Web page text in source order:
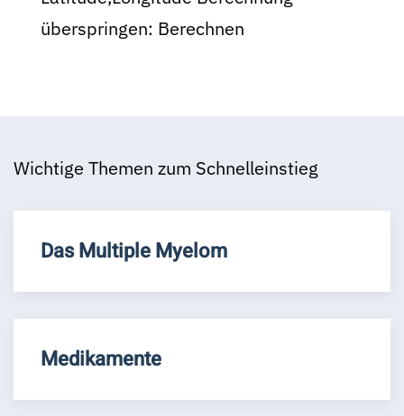
überspringen: Berechnen
Wichtige Themen zum Schnelleinstieg
Das Multiple Myelom
Medikamente